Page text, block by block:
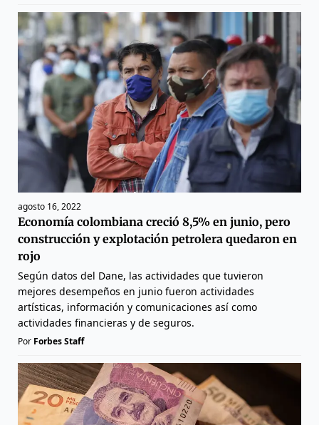
agosto 16, 2022
Economía colombiana creció 8,5% en junio, pero
construcción y explotación petrolera quedaron en
rojo
Según datos del Dane, las actividades que tuvieron
mejores desempeños en junio fueron actividades
artísticas, información y comunicaciones así como
actividades financieras y de seguros.
Por Forbes Staff